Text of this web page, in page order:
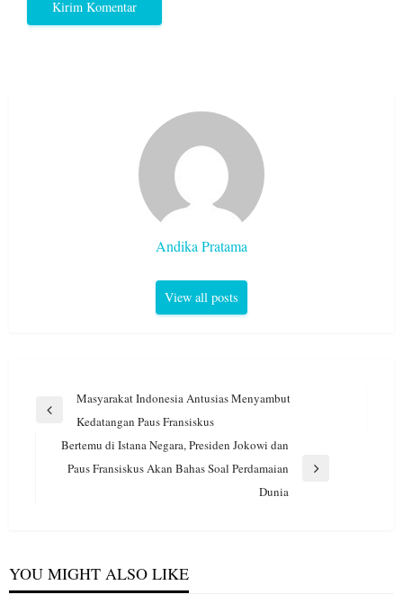
Andika Pratama
View all posts
Navigasi
Previous
Masyarakat Indonesia Antusias Menyambut
Kedatangan Paus Fransiskus
Bertemu di Istana Negara, Presiden Jokowi dan
Paus Fransiskus Akan Bahas Soal Perdamaian
Dunia
YOU MIGHT ALSO LIKE